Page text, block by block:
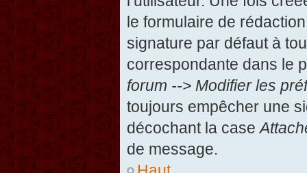
le formulaire de
signature par défaut à
correspondante dans le
forum --> Modifier les
toujours empêcher une
décochant la case
de message.